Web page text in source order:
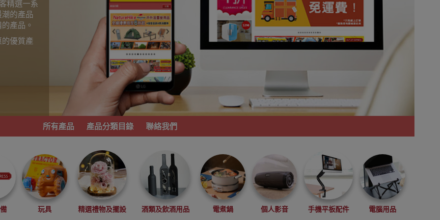
精選一系
的產品
產品。
優質產
所有產品 產品分類目錄 聯絡我們
玩具 精選禮物及擺設 酒類及飲酒用品 電煮鍋 個人影音 手機平板配件 電腦用品